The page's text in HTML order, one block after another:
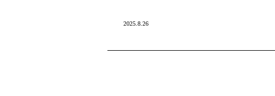
2025.8.26